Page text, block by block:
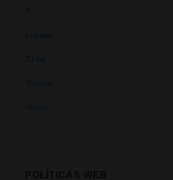
X
Linkedin
Tiktok
Youtube
Vimeo